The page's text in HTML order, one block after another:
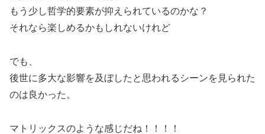
もう少し哲学的要素が抑えられているのかな？
それなら楽しめるかもしれないけれど
でも、
後世に多大な影響を及ぼしたと思われるシーンを見られた
のは良かった。
マトリックスのような感じだね！！！！